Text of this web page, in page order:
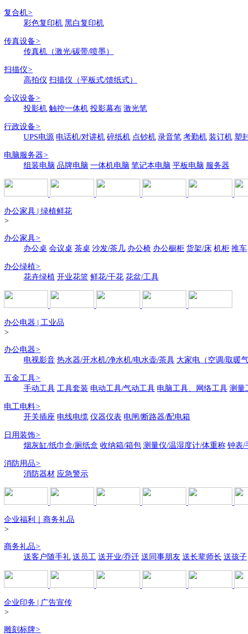
复合机>
彩色复印机 黑白复印机
传真设备>
传真机（激光/碳带/喷墨）
扫描仪>
高拍仪 扫描仪（平板式/馈纸式）
会议设备>
投影机 触控一体机 投影幕布 激光笔
行政设备>
UPS电源 电话机/对讲机 碎纸机 点钞机 录音笔 考勤机 装订机 塑
电脑服务器>
组装电脑 品牌电脑 一体机电脑 笔记本电脑 平板电脑 服务器
办公家具 | 绿植鲜花
>
办公家具>
办公桌 会议桌 茶桌 沙发/茶几 办公椅 办公橱柜 货架/床 机柜 推车
办公绿植>
花卉绿植 开业花篮 鲜花/干花 花盆/工具
办公电器 | 工业品
>
办公电器>
电视影音 热水器/开水机/净水机/电水壶/茶具 大家电（空调/取暖
五金工具>
手动工具 工具套装 电动工具/气动工具 电脑工具、网络工具 测量
电工电料>
开关插座 电线电缆 仪器仪表 电闸/断路器/配电箱
日用装饰>
烟灰缸/纸巾盒/厕纸盒 收纳箱/箱包 测量仪/温湿度计/体重称 钟表/
消防用品>
消防器材 应急警示
企业福利｜商务礼品
>
商务礼品>
送客户随手礼 送员工 送开业/乔迁 送同事朋友 送长辈师长 送孩子
企业印务 | 广告宣传
>
雕刻标牌>